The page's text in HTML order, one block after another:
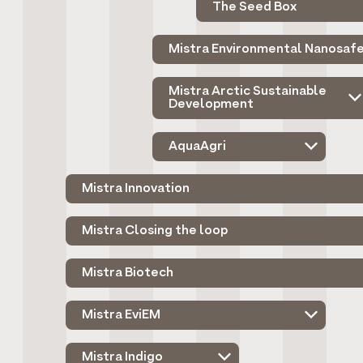
The Seed Box
Mistra Environmental
Mistra Arctic Sustainable
Development
AquaAgri
Mistra Innovation
Mistra Closing the loop
Mistra Biotech
Mistra EviEM
Mistra Indigo